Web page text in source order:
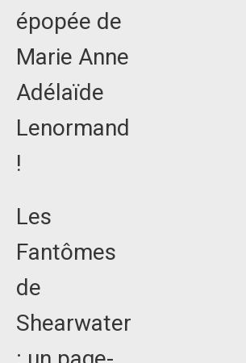
épopée de
Marie Anne
Adélaïde
Lenormand
!
Les
Fantômes
de
Shearwater